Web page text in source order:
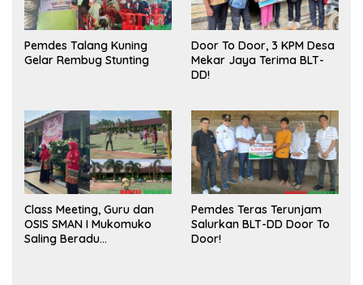
Pemdes Talang Kuning
Gelar Rembug Stunting
Door To Door, 3 KPM Desa
Mekar Jaya Terima BLT-
DD!
Class Meeting, Guru dan
OSIS SMAN I Mukomuko
Saling Beradu
Pemdes Teras Terunjam
Salurkan BLT-DD Door To
Door!